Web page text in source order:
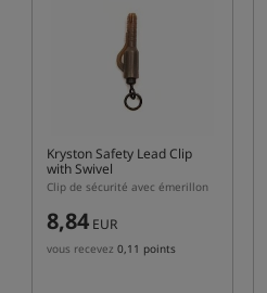
Kryston Safety Lead Clip
with Swivel
Clip de sécurité avec émerillon
8,84 EUR
vous recevez 0,11 points